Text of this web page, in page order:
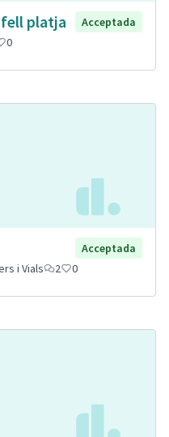
platja
Acceptada
0
Acceptada
i Vials 2 0